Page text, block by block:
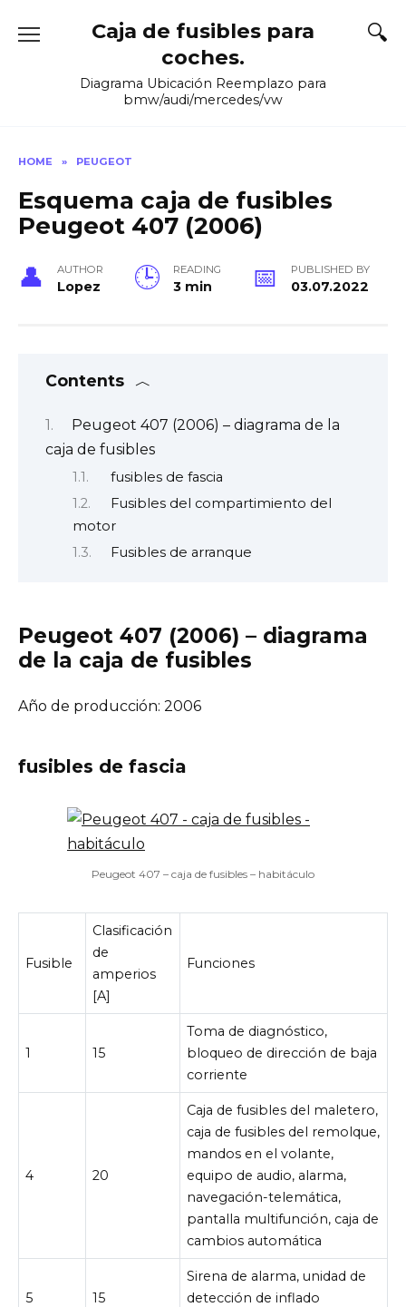
Caja de fusibles para
coches.
Diagrama Ubicación Reemplazo para
bmw/audi/mercedes/vw
HOME » PEUGEOT
Esquema caja de fusibles
Peugeot 407 (2006)
AUTHOR
Lopez
READING
3 min
PUBLISHED BY
03.07.2022
Contents
Peugeot 407 (2006) – diagrama de la
caja de fusibles
fusibles de fascia
Fusibles del compartimiento del
motor
Fusibles de arranque
Peugeot 407 (2006) – diagrama
de la caja de fusibles
Año de producción: 2006
fusibles de fascia
Peugeot 407 – caja de fusibles – habitáculo
Fusible
Clasificación
de
amperios
[A]
Funciones
1 15
Toma de diagnóstico,
bloqueo de dirección de baja
corriente
4 20
Caja de fusibles del maletero,
caja de fusibles del remolque,
mandos en el volante,
equipo de audio, alarma,
navegación-telemática,
pantalla multifunción, caja de
cambios automática
5 15
Sirena de alarma, unidad de
detección de inflado